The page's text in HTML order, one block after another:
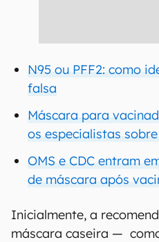
N95 ou PFF2: como
falsa
Máscara para
os especialistas
OMS e CDC entram
de máscara após
Inicialmente, a
máscara caseira —